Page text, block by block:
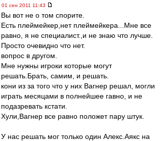
01 сен 2011 11:43
Вы вот не о том спорите.
Есть плеймейкер,нет плеймейкера...Мне все
равно, я не специалист.,и не знаю что лучше.
Просто очевидно что нет.
вопрос в другом.
Мне нужны игроки которые могут
решать.Брать, самим, и решать.
кони из за того что у них Вагнер решал, могли
играть месяцами в полнейшее гавно, и не
подазревать кстати.
Хули,Вагнер все равно положет пару штук.
У нас решать мог только один Алекс.Аякс на